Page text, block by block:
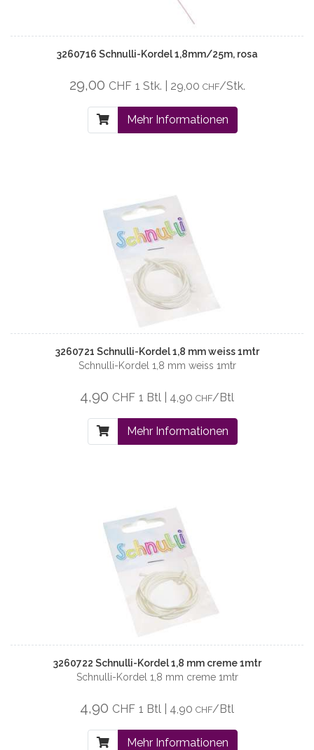
3260716 Schnulli-Kordel 1,8mm/25m, rosa
29,00 CHF 1 Stk. | 29,00 CHF/Stk.
Mehr Informationen
3260721 Schnulli-Kordel 1,8 mm weiss 1mtr
Schnulli-Kordel 1,8 mm weiss 1mtr
4,90 CHF 1 Btl | 4,90 CHF/Btl
Mehr Informationen
3260722 Schnulli-Kordel 1,8 mm creme 1mtr
Schnulli-Kordel 1,8 mm creme 1mtr
4,90 CHF 1 Btl | 4,90 CHF/Btl
Mehr Informationen